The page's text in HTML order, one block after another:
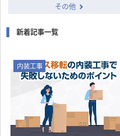
その他
新着記事一覧
内装工事